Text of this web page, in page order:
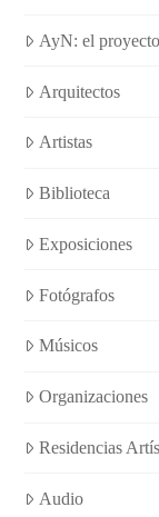
AyN: el proyecto
Arquitectos
Artistas
Biblioteca
Exposiciones
Fotógrafos
Músicos
Organizaciones
Residencias
Audio